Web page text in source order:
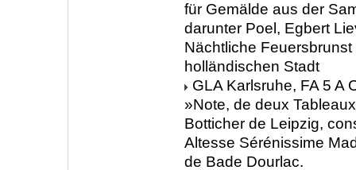
für Gemälde aus der
darunter Poel, Egbert
Nächtliche Feuersbrunst
holländischen Stadt
GLA Karlsruhe, FA 5 A
»Note, de deux
Botticher de Leipzig,
Altesse Sérénissime
de Bade Dourlac.